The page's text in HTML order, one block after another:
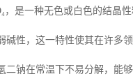
，是一种无色或白色的结晶性
碱性，这一特性使其在许多
二钠在常温下不易分解，能